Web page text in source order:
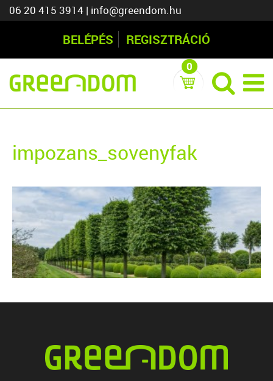
06 20 415 3914 | info@greendom.hu
BELÉPÉS REGISZTRÁCIÓ
0
impozans_sovenyfak